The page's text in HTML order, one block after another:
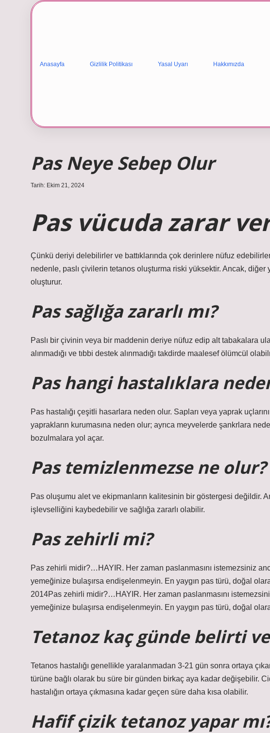
Anasayfa Gizlilik Politikası Yasal Uyarı Hakkımızda
Pas Neye Sebep Olur
Tarih: Ekim 21, 2024
Pas vücuda zarar
Çünkü deriyi delebilirler ve battıklarında çok derinlere nüfuz
nedenle, paslı çivilerin tetanos oluşturma riski yüksektir. Ancak,
oluşturur.
Pas sağlığa zararlı mı?
Paslı bir çivinin veya bir maddenin deriye nüfuz edip alt tabakalara
alınmadığı ve tıbbi destek alınmadığı takdirde maalesef ölümcül
Pas hangi hastalıklara
Pas hastalığı çeşitli hasarlara neden olur. Sapları veya yaprak
yaprakların kurumasına neden olur; ayrıca meyvelerde şankrlara
bozulmalara yol açar.
Pas temizlenmezse ne olur?
Pas oluşumu alet ve ekipmanların kalitesinin bir göstergesi değildir.
işlevselliğini kaybedebilir ve sağlığa zararlı olabilir.
Pas zehirli mi?
Pas zehirli midir?…HAYIR. Her zaman paslanmasını istemezsiniz
yemeğinize bulaşırsa endişelenmeyin. En yaygın pas türü, doğal
2014Pas zehirli midir?…HAYIR. Her zaman paslanmasını
yemeğinize bulaşırsa endişelenmeyin. En yaygın pas türü, doğal
Tetanoz kaç günde belirti
Tetanos hastalığı genellikle yaralanmadan 3-21 gün sonra ortaya
türüne bağlı olarak bu süre bir günden birkaç aya kadar değişebilir.
hastalığın ortaya çıkmasına kadar geçen süre daha kısa olabilir.
Hafif çizik tetanoz yapar